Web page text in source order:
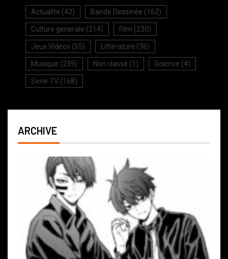
Actualite (42) Bande Dessinée (162)
Culture generale (214) Film (230)
Jeux Videos (55) Litterature (36)
Musique (239) Non classé (1) Science (4)
Serie TV (168)
ARCHIVE